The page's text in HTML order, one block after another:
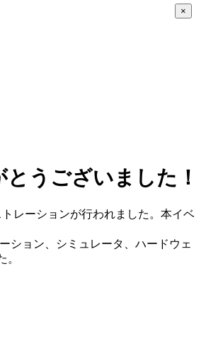
うございました！
トレーションが行われました。本イベ
ション、シミュレータ、ハードウェ
×